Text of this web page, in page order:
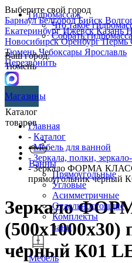
Выберите свой город
БарнаулБелгородБийск
ЕкатеринбургИжевскКазань
НовосибирскОренбургПермь
ТюменьЧебоксары Ярославль
Перезвонить
Гидромассаж
Что такое
Собрать
Ваш город:
Тюмень
Магазины
Каталог
товаров
Ванны
Прямоугольные
Угловые
Асимметричные
Отдельностоящие
Комплекты
ванн
Мебель
Главная
- Каталог
-Мебель для ванной
- Зеркала, полки,
- Зеркало ФОРМА
прямоугольник черный
Зеркало
(500х1000х30)
черный К01